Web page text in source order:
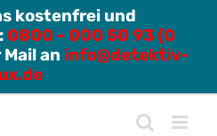
kostenfrei und
0800 - 000 50 93 (0
an info@detektiv-